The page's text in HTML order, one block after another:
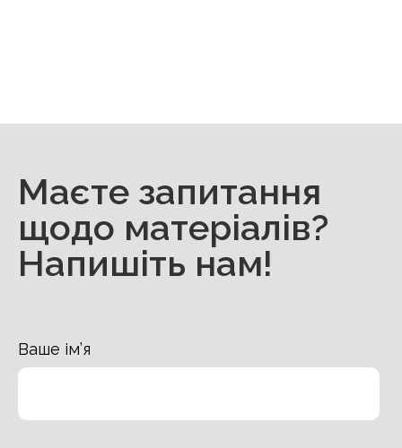
Маєте запитання
щодо матеріалів?
Напишіть нам!
Ваше ім’я